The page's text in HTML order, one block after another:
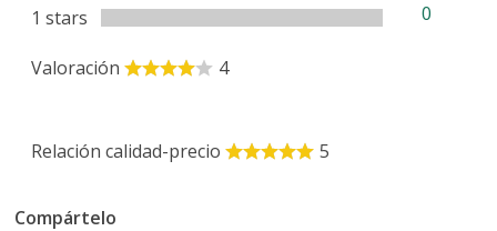
1 stars
0
Valoración 4
Relación calidad-precio 5
Compártelo